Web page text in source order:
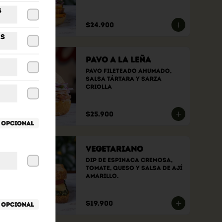
$24.900
Pavo a la Leña
Pavo fileteado ahumado,
Salsa tártara y sarza
criolla
$25.900
Vegetariano
Dip de espinaca cremosa,
tomate, queso y salsa de ají
amarillo.
$19.900
Opcional
Opcional